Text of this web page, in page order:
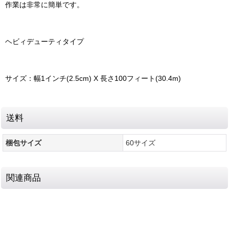
作業は非常に簡単です。
ヘビィデューティタイプ
サイズ：幅1インチ(2.5cm) X 長さ100フィート(30.4m)
送料
梱包サイズ 60サイズ
関連商品